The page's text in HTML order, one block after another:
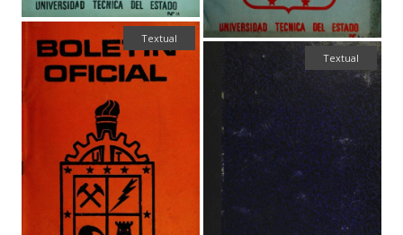
Textual
Textual